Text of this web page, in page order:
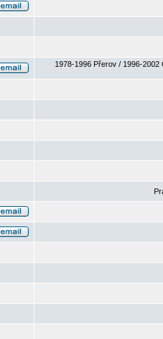
1978-1996 Přerov / 1996-2002